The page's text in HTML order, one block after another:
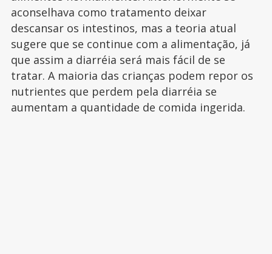
aconselhava como tratamento deixar
descansar os intestinos, mas a teoria atual
sugere que se continue com a alimentação, já
que assim a diarréia será mais fácil de se
tratar. A maioria das crianças podem repor os
nutrientes que perdem pela diarréia se
aumentam a quantidade de comida ingerida.